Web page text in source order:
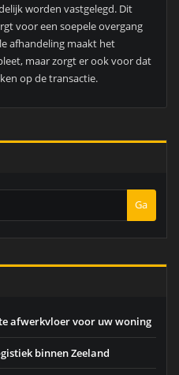
worden vastgelegd. Dit
voor een soepele overgang
afhandeling maakt het
maar zorgt er ook voor dat
op de transactie.
Ga
afwerkvloer voor uw woning
binnen Zeeland